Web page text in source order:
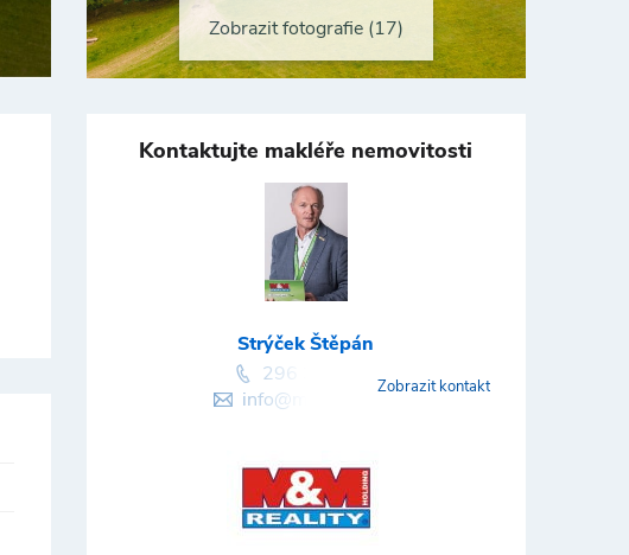
Zobrazit fotografie (17)
Kontaktujte makléře nemovitosti
Strýček Štěpán
296 399 006
info@mmreality.czZobrazit kontakt